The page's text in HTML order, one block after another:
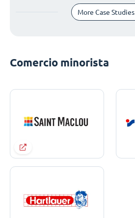
More Case Studies
Comercio minorista